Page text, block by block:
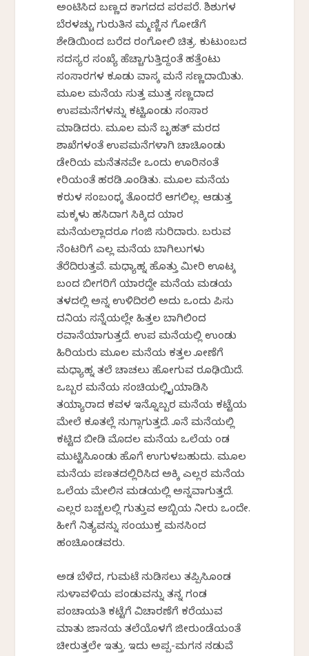
ಅಂಟಿಸಿದ ಬಣ್ಣದ ಕಾಗದದ ಪರಪರೆ. ಶಿಶುಗಳ
ಬೆರಳಚ್ಚು ಗುರುತಿನ ಕೆಮ್ಮಣ್ಣಿನ ಗೋಡೆಗೆ
ಶೇಡಿಯಿಂದ ಬರೆದ ರಂಗೋಲಿ ಚಿತ್ರ. ಕುಟುಂಬದ
ಸದಸ್ಯರ ಸಂಖ್ಯೆ ಹೆಚ್ಚಾಗುತ್ತಿದ್ದಂತೆ ಹತ್ತೆಂಟು
ಸಂಸಾರಗಳ ಕೂಡು ವಾಸಕ್ಕೆ ಮನೆ ಸಣ್ಣದಾಯಿತು.
ಮೂಲ ಮನೆಯ ಸುತ್ತ ಮುತ್ತ ಸಣ್ಣದಾದ
ಉಪಮನೆಗಳನ್ನು ಕಟ್ಟಿಕೊಂಡು ಸಂಸಾರ
ಮಾಡಿದರು. ಮೂಲ ಮನೆ ಬೃಹತ್ ಮರದ
ಶಾಖೆಗಳಂತೆ ಉಪಮನೆಗಳಾಗಿ ಚಾಚಿಕೊಂಡು
ಡೇರಿಯ ಮನೆತನವೇ ಒಂದು ಊರಿನಂತೆ
ಕೇರಿಯಂತೆ ಹರಡಿ ಕೊಂಡಿತು. ಮೂಲ ಮನೆಯ
ಕರುಳ ಸಂಬಂಧಕ್ಕೆ ತೊಂದರೆ ಆಗಲಿಲ್ಲ. ಆಡುತ್ತ
ಮಕ್ಕಳು ಹಸಿದಾಗ ಸಿಕ್ಕಿದ ಯಾರ
ಮನೆಯಲ್ಲಾದರೂ ಗಂಜಿ ಸುರಿದಾರು. ಬರುವ
ನೆಂಟರಿಗೆ ಎಲ್ಲ ಮನೆಯ ಬಾಗಿಲುಗಳು
ತೆರೆದಿರುತ್ತವೆ. ಮಧ್ಯಾಹ್ನ ಹೊತ್ತು ಮೀರಿ ಊಟಕ್ಕೆ
ಬಂದ ಬೀಗರಿಗೆ ಯಾರದ್ದೇ ಮನೆಯ ಮಡಕೆಯ
ತಳದಲ್ಲಿ ಅನ್ನ ಉಳಿದಿರಲಿ ಅದು ಒಂದು ಪಿಸು
ದನಿಯ ಸನ್ನೆಯಲ್ಲೇ ಹಿತ್ತಲ ಬಾಗಿಲಿಂದ
ರವಾನೆಯಾಗುತ್ತದೆ. ಉಪ ಮನೆಯಲ್ಲಿ ಉಂಡು
ಹಿರಿಯರು ಮೂಲ ಮನೆಯ ಕತ್ತಲ ಕೋಣೆಗೆ
ಮಧ್ಯಾಹ್ನ ತಲೆ ಚಾಚಲು ಹೋಗುವ ರೂಢಿಯಿದೆ.
ಒಬ್ಬರ ಮನೆಯ ಸಂಚಿಯಲ್ಲಿ ಕೈಯಾಡಿಸಿ
ತಯ್ಯಾರಾದ ಕವಳ ಇನ್ನೊಬ್ಬರ ಮನೆಯ ಕಟ್ಟೆಯ
ಮೇಲೆ ಕೂತಲ್ಲೆ ನುಗ್ಗಾಗುತ್ತದೆ. ಕೊನೆ ಮನೆಯಲ್ಲಿ
ಕಟ್ಟಿದ ಬೀಡಿ ಮೊದಲ ಮನೆಯ ಒಲೆಯ ಕೆಂಡ
ಮುಟ್ಟಿಸಿಕೊಂಡು ಹೊಗೆ ಉಗುಳಬಹುದು. ಮೂಲ
ಮನೆಯ ಪಣತದಲ್ಲಿರಿಸಿದ ಅಕ್ಕಿ ಎಲ್ಲರ ಮನೆಯ
ಒಲೆಯ ಮೇಲಿನ ಮಡಕೆಯಲ್ಲಿ ಅನ್ನವಾಗುತ್ತದೆ.
ಎಲ್ಲರ ಬಚ್ಚಲಲ್ಲಿ ಗುತ್ತುವ ಅಬ್ಬಿಯ ನೀರು ಒಂದೇ.
ಹೀಗೆ ನಿತ್ಯವನ್ನು ಸಂಯುಕ್ತ ಮನಸಿಂದ
ಹಂಚಿಕೊಂಡವರು.
ಅಡಕೆ ಬೆಳೆದ, ಗುಮಟೆ ನುಡಿಸಲು ತಪ್ಪಿಸಿಕೊಂಡ
ಸುಳಾವಳಿಯ ಪಂಡುವನ್ನು ತನ್ನ ಗಂಡ
ಪಂಚಾಯತಿ ಕಟ್ಟೆಗೆ ವಿಚಾರಣೆಗೆ ಕರೆಯುವ
ಮಾತು ಜಾನಕೆಯ ತಲೆಯೊಳಗೆ ಜೀರುಂಡೆಯಂತೆ
ಚೀರುತ್ತಲೇ ಇತ್ತು. ಇದು ಅಪ್ಪ-ಮಗನ ನಡುವೆ